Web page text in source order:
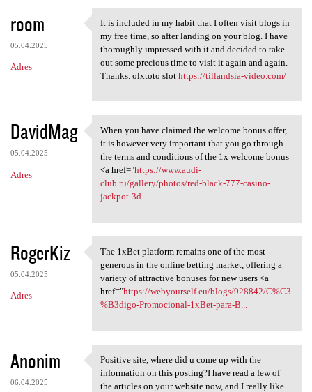
room
05.04.2025
Adres
It is included in my habit
It is included in my habit that I often visit blogs in
my free time, so after landing on your blog. I have
thoroughly impressed with it and decided to take
out some precious time to visit it again and again.
Thanks. olxtoto slot https://tillandsia-video.com/
DavidMag
05.04.2025
Adres
When you have claimed the
When you have claimed the welcome bonus offer,
it is however very important that you go through
the terms and conditions of the 1x welcome bonus
<a href="https://www.audi-
club.ru/gallery/photos/red-black-777-casino-
jackpot-3d....
RogerKiz
05.04.2025
Adres
The 1xBet platform remains
The 1xBet platform remains one of the most
generous in the online betting market, offering a
variety of attractive bonuses for new users <a
href="https://webyourself.eu/blogs/928842/C%C3
%B3digo-Promocional-1xBet-para-B...
Anonim
06.04.2025
Positive site, where did u
Positive site, where did u come up with the
information on this posting?I have read a few of
the articles on your website now, and I really like